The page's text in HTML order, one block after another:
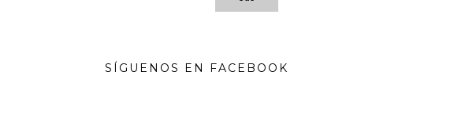
SÍGUENOS EN FACEBOOK